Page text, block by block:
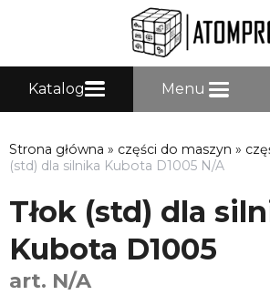
Katalog Menu
Strona główna » części do maszyn »
(std) dla silnika Kubota D1005 N/A
Tłok (std) dla
Kubota D1005
art. N/A